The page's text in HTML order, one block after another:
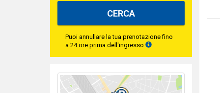
CERCA
Puoi annullare la tua prenotazione fino
a 24 ore prima dell'ingresso